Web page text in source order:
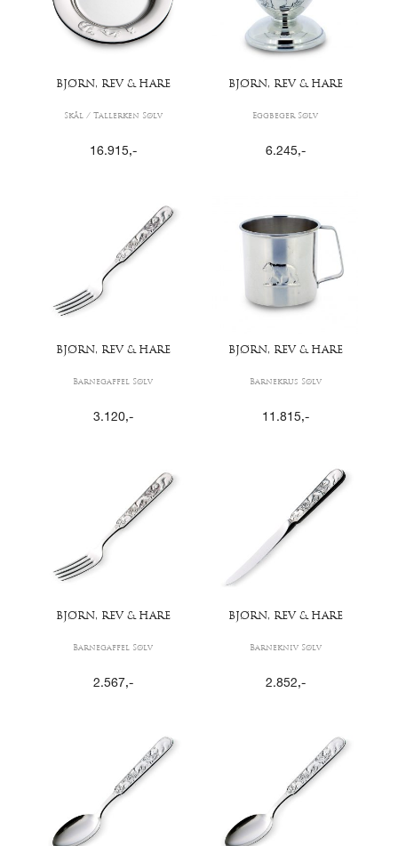
BJØRN, REV & HARE
Skål / Tallerken Sølv
16.915,-
BJØRN, REV & HARE
Eggbeger Sølv
6.245,-
BJØRN, REV & HARE
Barnegaffel Sølv
3.120,-
BJØRN, REV & HARE
Barnekrus Sølv
11.815,-
BJØRN, REV & HARE
Barnegaffel Sølv
2.567 ,-
BJØRN, REV & HARE
Barnekniv Sølv
2.852,-